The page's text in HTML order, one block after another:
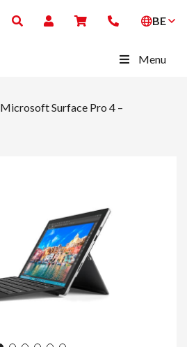
BE
Menu
Microsoft Surface Pro 4 –